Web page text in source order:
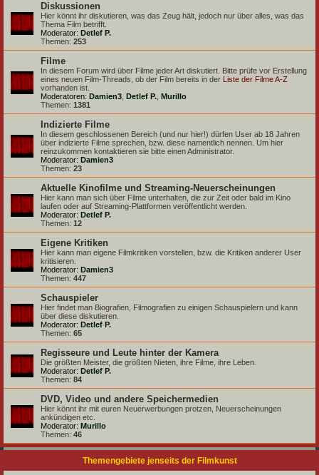
Diskussionen
Hier könnt ihr diskutieren, was das Zeug hält, jedoch nur über alles, was das
Thema Film betrifft.
Moderator: Detlef P.
Themen: 253
Filme
In diesem Forum wird über Filme jeder Art diskutiert. Bitte prüfe vor Erstellung
eines neuen Film-Threads, ob der Film bereits in der Liste der Filme A-Z
vorhanden ist.
Moderatoren: Damien3 Detlef P. Murillo
Themen: 1381
Indizierte Filme
In diesem geschlossenen Bereich (und nur hier!) dürfen User ab 18 Jahren
über indizierte Filme sprechen, bzw. diese namentlich nennen. Um hier
reinzukommen kontaktieren sie bitte einen Administrator.
Moderator: Damien3
Themen: 23
Aktuelle Kinofilme und Streaming-Neuerscheinungen
Hier kann man sich über Filme unterhalten, die zur Zeit oder bald im Kino
laufen oder auf Streaming-Plattformen veröffentlicht werden.
Moderator: Detlef P.
Themen: 12
Eigene Kritiken
Hier kann man eigene Filmkritiken vorstellen, bzw. die Kritiken anderer User
kritisieren.
Moderator: Damien3
Themen: 447
Schauspieler
Hier findet man Biografien, Filmografien zu einigen Schauspielern und kann
über diese diskutieren.
Moderator: Detlef P.
Themen: 65
Regisseure und Leute hinter der Kamera
Die größten Meister, die größten Nieten, ihre Filme, ihre Leben.
Moderator: Detlef P.
Themen: 84
DVD, Video und andere Speichermedien
Hier könnt ihr mit euren Neuerwerbungen protzen, Neuerscheinungen
ankündigen etc.
Moderator: Murillo
Themen: 46
Themengebiete jenseits der Filmkunst